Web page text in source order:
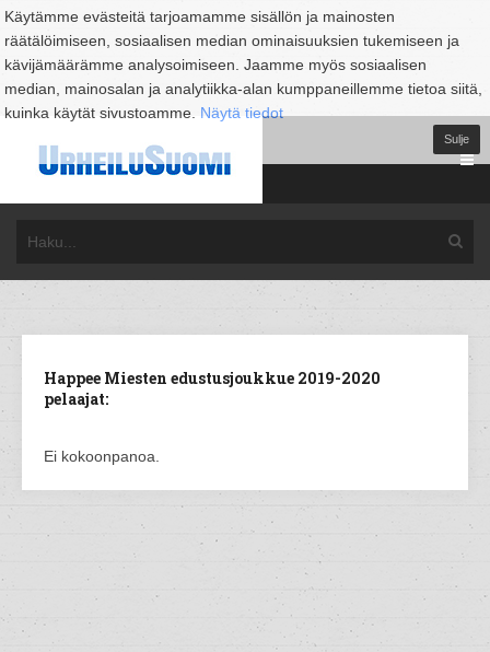
Käytämme evästeitä tarjoamamme sisällön ja mainosten
räätälöimiseen, sosiaalisen median ominaisuuksien tukemiseen ja
kävijämäärämme analysoimiseen. Jaamme myös sosiaalisen
median, mainosalan ja analytiikka-alan kumppaneillemme tietoa siitä,
kuinka käytät sivustoamme. Näytä tiedot
Sulje
Happee Miesten edustusjoukkue 2019-2020
pelaajat:
Ei kokoonpanoa.